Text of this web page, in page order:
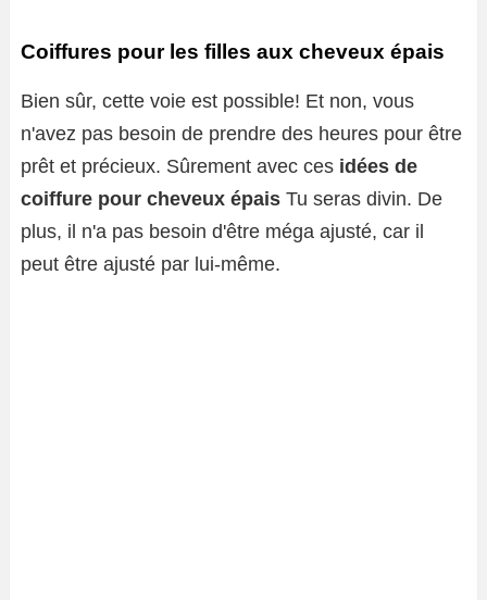
Coiffures pour les filles aux cheveux épais
Bien sûr, cette voie est possible! Et non, vous
n'avez pas besoin de prendre des heures pour être
prêt et précieux. Sûrement avec ces idées de
coiffure pour cheveux épais Tu seras divin. De
plus, il n'a pas besoin d'être méga ajusté, car il
peut être ajusté par lui-même.